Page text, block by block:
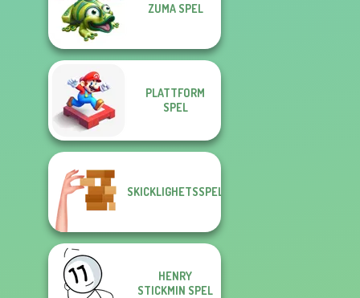
Merge 2048 Gun
Rush
ZUMA SPEL
PLATTFORM
SPEL
SKICKLIGHETSSPEL
HENRY
STICKMIN SPEL